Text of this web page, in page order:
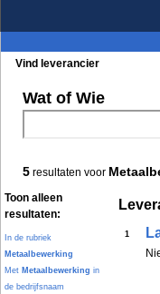
Vind leverancier
Wat of Wie
5 resultaten voor
Toon alleen
resultaten:
In de rubriek
Metaalbewerking
Met Metaalbewerking in
de bedrijfsnaam
1